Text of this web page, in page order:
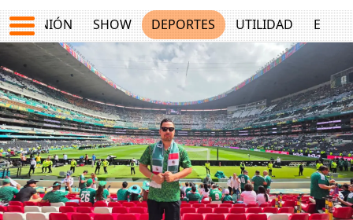
OPINIÓN SHOW DEPORTES UTILIDAD